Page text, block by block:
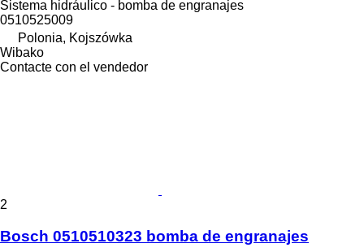
Sistema hidráulico - bomba de engranajes
0510525009
Polonia, Kojszówka
Wibako
Contacte con el vendedor
2
Bosch 0510510323 bomba de engranajes